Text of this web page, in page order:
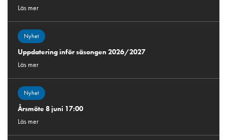
Läs mer
Nyhet
Uppdatering inför säsongen 2026/2027
Läs mer
Nyhet
Årsmöte 8 juni 17:00
Läs mer